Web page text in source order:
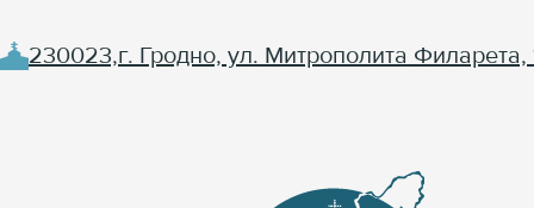
230023,г. Гродно, ул. Митрополита Филарета,